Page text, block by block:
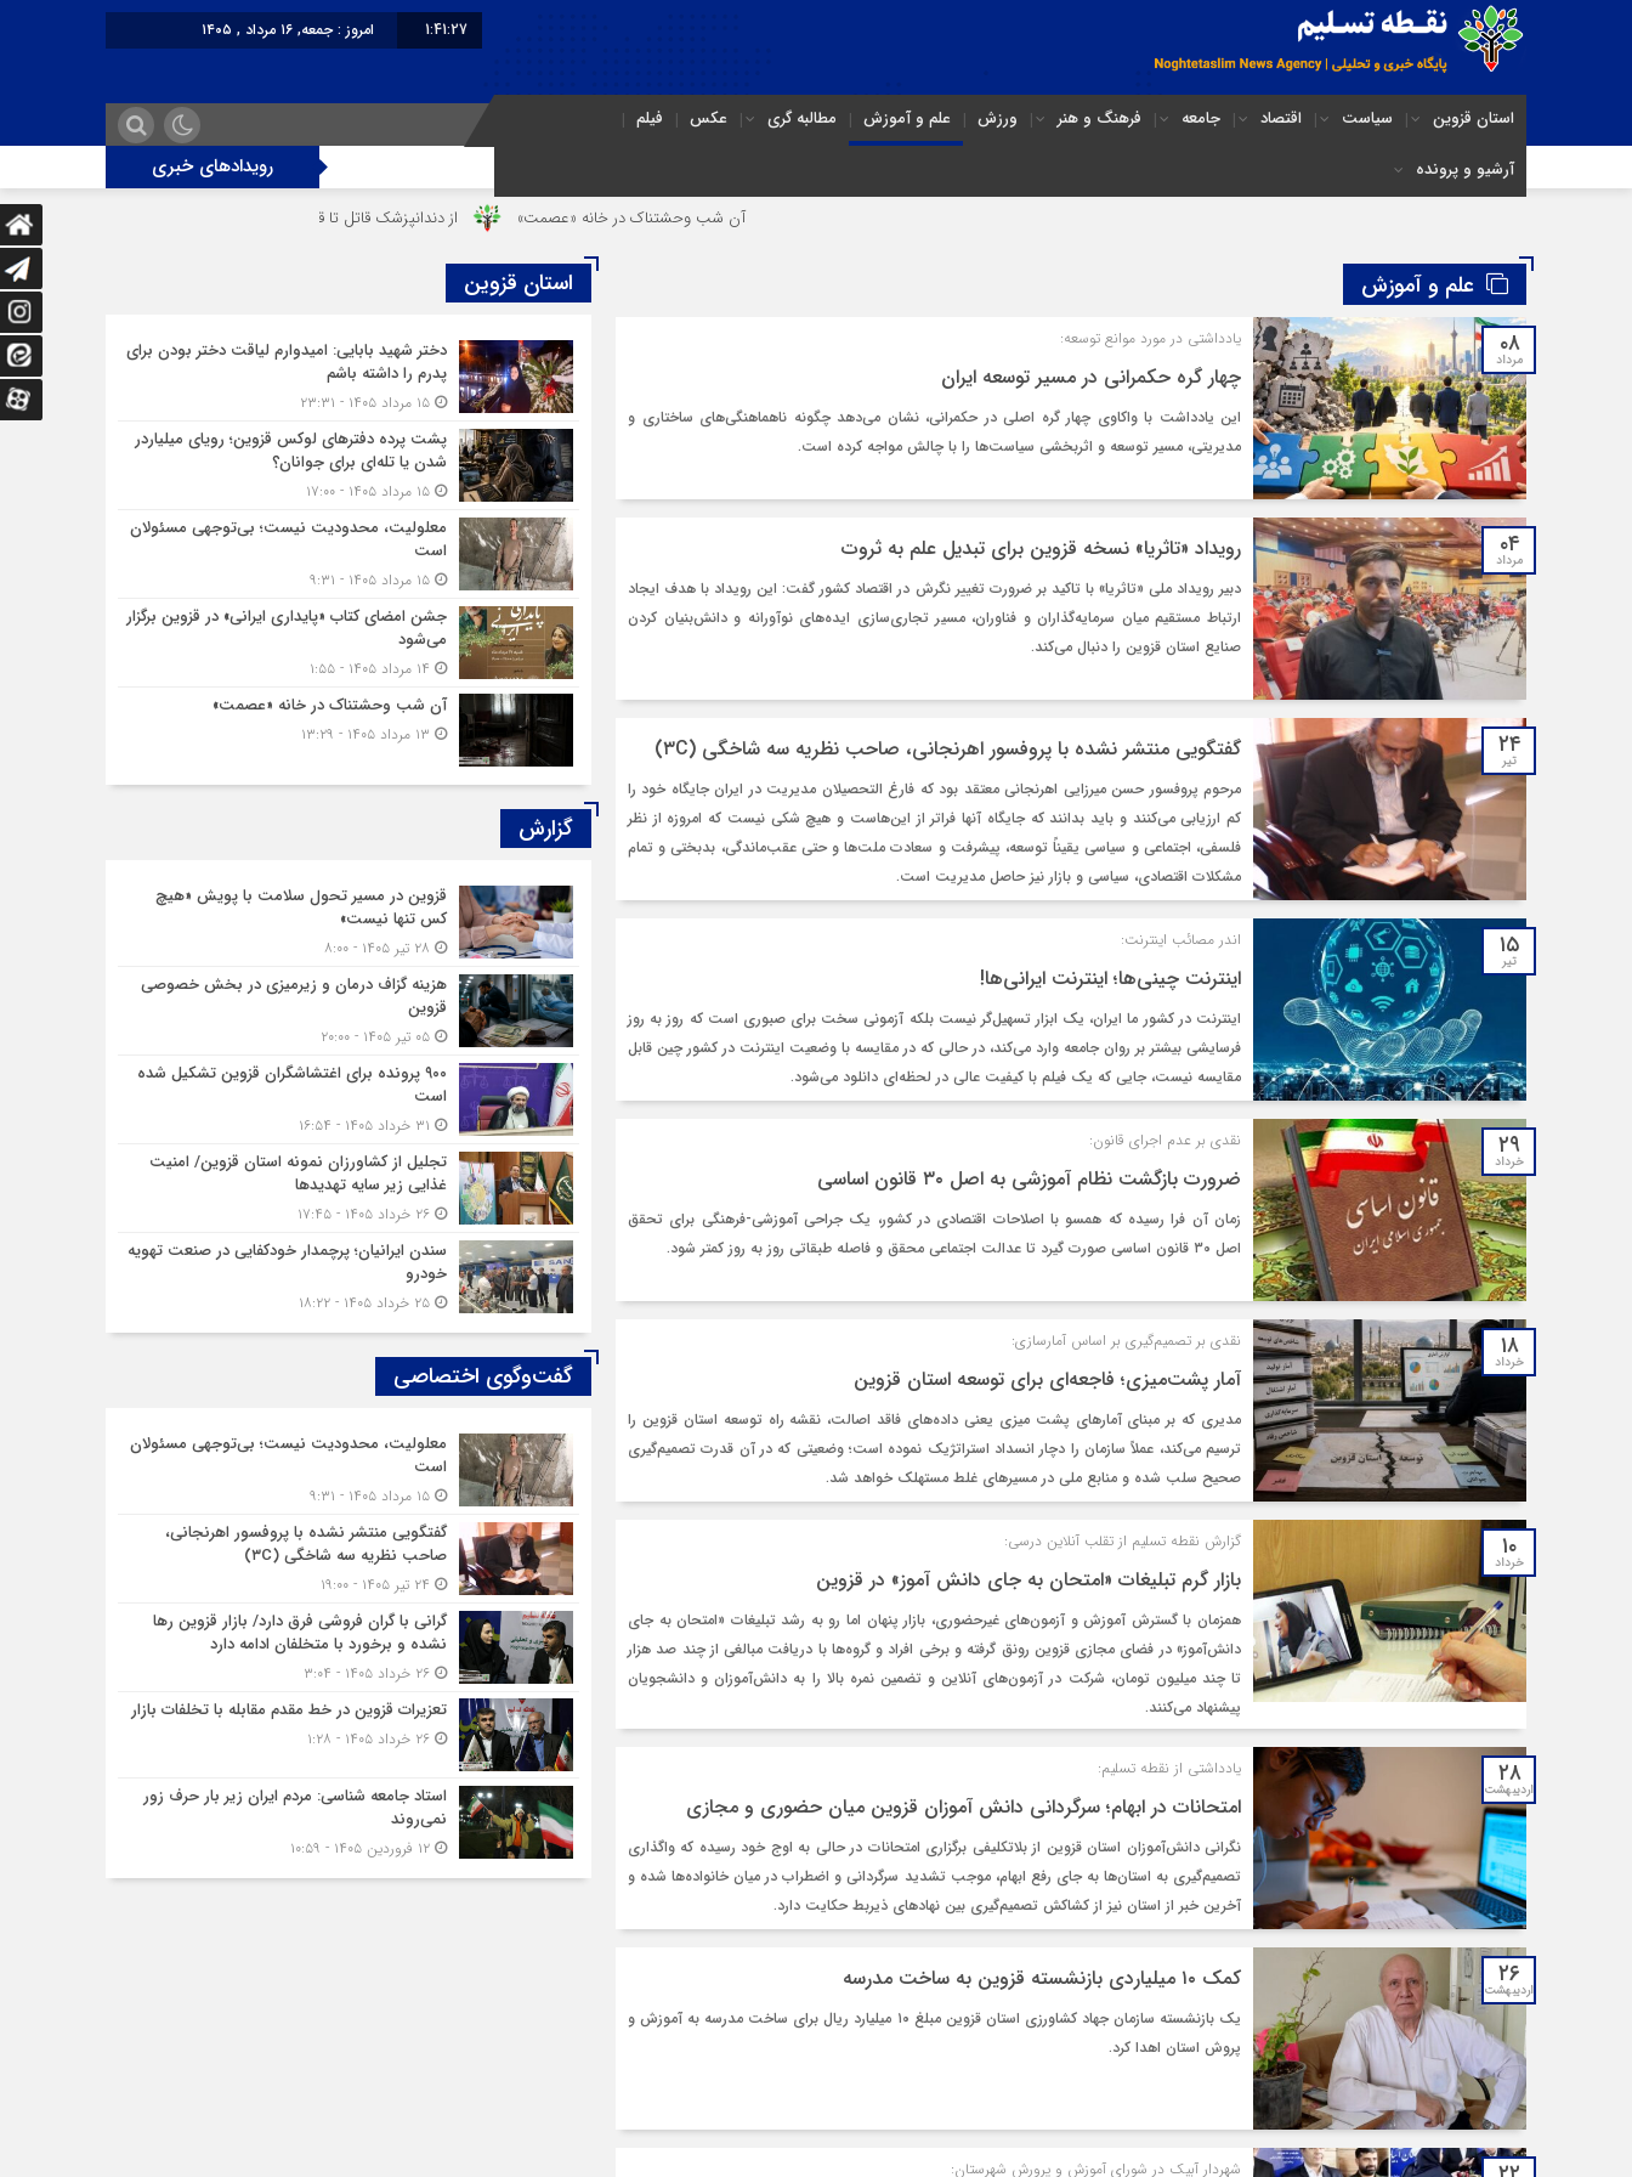
1:41:28
امروز : جمعه, ۱۶ مرداد , ۱۴۰۵
استان قزوین سیاست اقتصاد جامعه فرهنگ و هنر ورزش علم و آموزش مطالبه گری عکس
فیلم
آرشیو و پرونده
رویدادهای خبری
آن شب وحشتناک در خانه «عصمت» از دندانپزشک قاتل تا قاتل‌ شدن رستوران‌‌دار
علم و آموزش
۰۸
مرداد
یادداشتی در مورد موانع توسعه:
چهار گره حکمرانی در مسیر توسعه ایران
این یادداشت با واکاوی چهار گره اصلی در حکمرانی، نشان می‌دهد چگونه ناهماهنگی‌های ساختاری و
مدیریتی، مسیر توسعه و اثربخشی سیاست‌ها را با چالش مواجه کرده است.
۰۴
مرداد رویداد «تاثریا» نسخه قزوین برای تبدیل علم به ثروت
دبیر رویداد ملی «تاثریا» با تاکید بر ضرورت تغییر نگرش در اقتصاد کشور گفت: این رویداد با هدف ایجاد
ارتباط مستقیم میان سرمایه‌گذاران و فناوران، مسیر تجاری‌سازی ایده‌های نوآورانه و دانش‌بنیان کردن
صنایع استان قزوین را دنبال می‌کند.
۲۴
تیر گفتگویی منتشر نشده با پروفسور اهرنجانی، صاحب نظریه سه‌ شاخگی (۳C)
مرحوم پروفسور حسن میرزایی اهرنجانی معتقد بود که فارغ التحصیلان مدیریت در ایران جایگاه خود را
کم ارزیابی می‌کنند و باید بدانند که جایگاه آنها فراتر از اين‌هاست و هيچ شكی نيست که امروزه از نظر
فلسفی، اجتماعی و سياسی يقيناً توسعه، پيشرفت و سعادت ملت‌ها و حتی عقب‌ماندگی، بدبختی و تمام
مشكلات اقتصادی، سياسی و بازار نیز حاصل مديريت است.
۱۵
تیر
اندر مصائب اینترنت:
اینترنت چینی‌ها؛ اینترنت ایرانی‌ها‌!
اینترنت در کشور ما ایران، یک ابزار تسهیل‌گر نیست بلکه آزمونی سخت برای صبوری است که روز به روز
فرسایشی بیشتر بر روان جامعه وارد می‌کند، در حالی که در مقایسه با وضعیت اینترنت در کشور چین قابل
مقایسه نیست، جایی که یک فیلم با کیفیت عالی در لحظه‌ای دانلود می‌شود.
۲۹
خرداد
نقدی بر عدم اجرای قانون:
ضرورت بازگشت نظام آموزشی به اصل ۳۰ قانون اساسی
زمان آن فرا رسیده که همسو با اصلاحات اقتصادی در کشور، یک جراحی آموزشی-فرهنگی برای تحقق
اصل ۳۰ قانون اساسی صورت گیرد تا عدالت اجتماعی محقق و فاصله طبقاتی روز به روز کمتر شود.
۱۸
خرداد
نقدی بر تصمیم‌گیری بر اساس آمارسازی:
آمار پشت‌میزی؛ فاجعه‌ای برای توسعه استان قزوین
مدیری که بر مبنای آمارهای پشت‌ میزی یعنی داده‌های فاقد اصالت، نقشه راه توسعه استان قزوین را
ترسیم می‌کند، عملاً سازمان را دچار انسداد استراتژیک نموده است؛ وضعیتی که در آن قدرت تصمیم‌گیری
صحیح سلب شده و منابع ملی در مسیرهای غلط مستهلک خواهد شد.
۱۰
خرداد
گزارش نقطه تسلیم از تقلب آنلاین درسی:
بازار گرم تبلیغات «امتحان به جای دانش‌ آموز» در قزوین
همزمان با گسترش آموزش و آزمون‌های غیرحضوری، بازار پنهان اما رو به رشد تبلیغات «امتحان به جای
دانش‌آموز» در فضای مجازی قزوین رونق گرفته و برخی افراد و گروه‌ها با دریافت مبالغی از چند صد هزار
تا چند میلیون تومان، شرکت در آزمون‌های آنلاین و تضمین نمره بالا را به دانش‌آموزان و دانشجویان
پیشنهاد می‌کنند.
۲۸
اردیبهشت
یادداشتی از نقطه تسلیم:
امتحانات در ابهام؛ سرگردانی دانش‌ آموزان قزوین میان حضوری و مجازی
نگرانی دانش‌آموزان استان قزوین از بلاتکلیفی برگزاری امتحانات در حالی به اوج خود رسیده که واگذاری
تصمیم‌گیری به استان‌ها به جای رفع ابهام، موجب تشدید سرگردانی و اضطراب در میان خانواده‌ها شده و
آخرین خبر از استان نیز از کشاکش تصمیم‌گیری بین نهادهای ذیربط حکایت دارد.
۲۶
اردیبهشت کمک ۱۰ میلیاردی بازنشسته قزوین به ساخت مدرسه
یک بازنشسته سازمان جهاد کشاورزی استان قزوین مبلغ ۱۰ میلیارد ریال برای ساخت مدرسه به آموزش و
پروش استان اهدا کرد.
شهردار آبیک در شورای آموزش و پرورش شهرستان:
استان قزوین
دختر شهید بابایی: امیدوارم لیاقت دختر بودن برای
پدرم را داشته باشم
۱۵ مرداد ۱۴۰۵ - ۲۳:۳۱
پشت پرده دفترهای لوکس قزوین؛ رویای میلیاردر
شدن یا تله‌ای برای جوانان؟
۱۵ مرداد ۱۴۰۵ - ۱۷:۰۰
معلولیت، محدودیت نیست؛ بی‌توجهی مسئولان
است
۱۵ مرداد ۱۴۰۵ - ۹:۳۱
جشن امضای کتاب «پایداری ایرانی» در قزوین برگزار
می‌شود
آن شب وحشتناک در خانه «عصمت»
گزارش‌
قزوین در مسیر تحول سلامت با پویش «هیچ‌
کس تنها نیست»
هزینه‌ گزاف درمان و زیرمیزی در بخش خصوصی
قزوین
۰۵ تیر ۱۴۰۵ - ۲۰:۰۰
۹۰۰ پرونده برای اغتشاشگران قزوین تشکیل شده
است
تجلیل از کشاورزان نمونه استان قزوین/ امنیت
غذایی زیر سایه تهدیدها
۲۶ خرداد ۱۴۰۵ - ۱۷:۴۵
سندن ایرانیان؛ پرچمدار خودکفایی در صنعت تهویه
خودرو
۲۵ خرداد ۱۴۰۵ - ۱۸:۲۲
گفت‌وگوی اختصاصی
معلولیت، محدودیت نیست؛ بی‌توجهی مسئولان
است
۱۵ مرداد ۱۴۰۵ - ۹:۳۱
گفتگویی منتشر نشده با پروفسور اهرنجانی،
صاحب نظریه سه‌ شاخگی (۳C)
گرانی با گران‌ فروشی فرق دارد/ بازار قزوین رها
نشده و برخورد با متخلفان ادامه دارد
۲۶ خرداد ۱۴۰۵ - ۳:۰۴
تعزیرات قزوین در خط مقدم مقابله با تخلفات بازار
۲۶ خرداد ۱۴۰۵ - ۱:۲۸
استاد جامعه شناسی: مردم ایران زیر بار حرف زور
نمی‌روند
۱۲ فروردین ۱۴۰۵ - ۱۰:۵۹